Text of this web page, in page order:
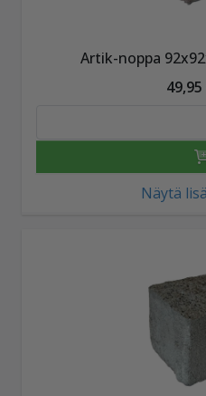
Artik-noppa
Näytä